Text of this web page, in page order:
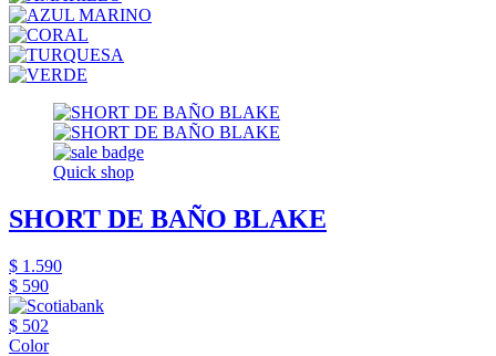
Quick shop
SHORT DE BAÑO BLAKE
$ 1.590
$ 590
$ 502
Color